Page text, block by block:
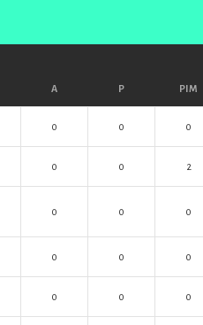
A P PIM
0 0 0
0 0 2
0 0 0
0 0 0
0 0 0